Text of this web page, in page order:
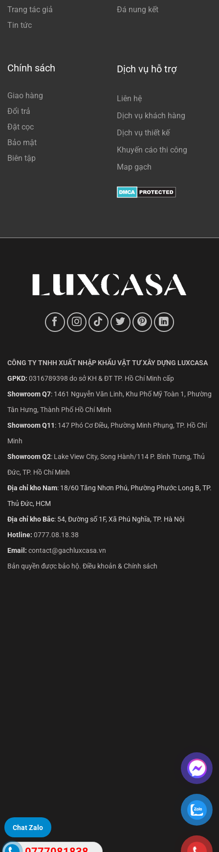
Trang tác giả
Tin tức
Đá nung kết
Chính sách
Giao hàng
Đổi trả
Đặt cọc
Bảo mật
Biên tập
Dịch vụ hỗ trợ
Liên hệ
Dịch vụ khách hàng
Dịch vụ thiết kế
Khuyến cáo thi công
Map gạch
CÔNG TY TNHH XUẤT NHẬP KHẨU VẬT TƯ XÂY DỰNG LUXCASA
GPKD: 0316789398 do sở KH & ĐT TP. Hồ Chí Minh cấp
Showroom Q7: 1461 Nguyễn Văn Linh, Khu Phố Mỹ Toàn 1, Phường
Tân Hưng, Thành Phố Hồ Chí Minh
Showroom Q11: 147 Phó Cơ Điều, Phường Minh Phụng, TP. Hồ Chí
Minh
Showroom Q2: Lake View City, Song Hành/114 P. Bình Trưng, Thủ
Đức, TP. Hồ Chí Minh
Địa chỉ kho Nam: 18/60 Tăng Nhơn Phú, Phường Phước Long B, TP.
Thủ Đức, HCM
Địa chỉ kho Bắc: 54, Đường số 1F, Xã Phú Nghĩa, TP. Hà Nội
Hotline: 0777.08.18.38
Email: contact@gachluxcasa.vn
Bản quyền được bảo hộ. Điều khoản & Chính sách
Chat Zalo